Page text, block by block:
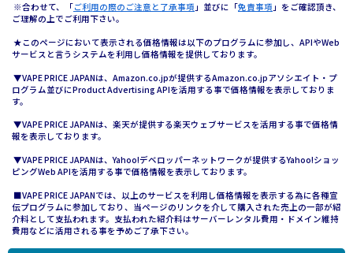
※合わせて、「ご利用の際のご注意と了承事項 」並びに「免責事項 」をご確認頂き、
ご理解の上でご利用下さい。
★このページにおいて表示される価格情報は以下のプログラムに参加し、APIやWeb
サービスと言うシステムを利用し価格情報を提供しております。
▼VAPE PRICE JAPANは、Amazon.co.jpが提供するAmazon.co.jpアソシエイト・プ
ログラム並びにProduct Advertising APIを活用する事で価格情報を表示しておりま
す。
▼VAPE PRICE JAPANは、楽天が提供する楽天ウェブサービスを活用する事で価格情
報を表示しております。
▼VAPE PRICE JAPANは、Yahoo!デベロッパーネットワークが提供するYahoo!ショッ
ピングWeb APIを活用する事で価格情報を表示しております。
■VAPE PRICE JAPANでは、以上のサービスを利用し価格情報を表示する為に各種宣
伝プログラムに参加しており、当ページのリンクを介して購入された売上の一部が紹
介料として支払われます。支払われた紹介料はサーバーレンタル費用・ドメイン維持
費用などに活用される事を予めご了承下さい。